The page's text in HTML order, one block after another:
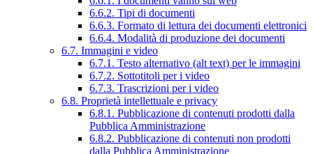
6.6.2. Tipi di documenti
6.6.3. Formato di lettura dei documenti elettronici
6.6.4. Modalità di produzione dei documenti
6.7. Immagini e video
6.7.1. Testo alternativo (alt text) per le immagini
6.7.2. Sottotitoli per i video
6.7.3. Trascrizioni per i video
6.8. Proprietà intellettuale e privacy
6.8.1. Pubblicazione di contenuti prodotti dalla
Pubblica Amministrazione
6.8.2. Pubblicazione di contenuti non prodotti
dalla Pubblica Amministrazione